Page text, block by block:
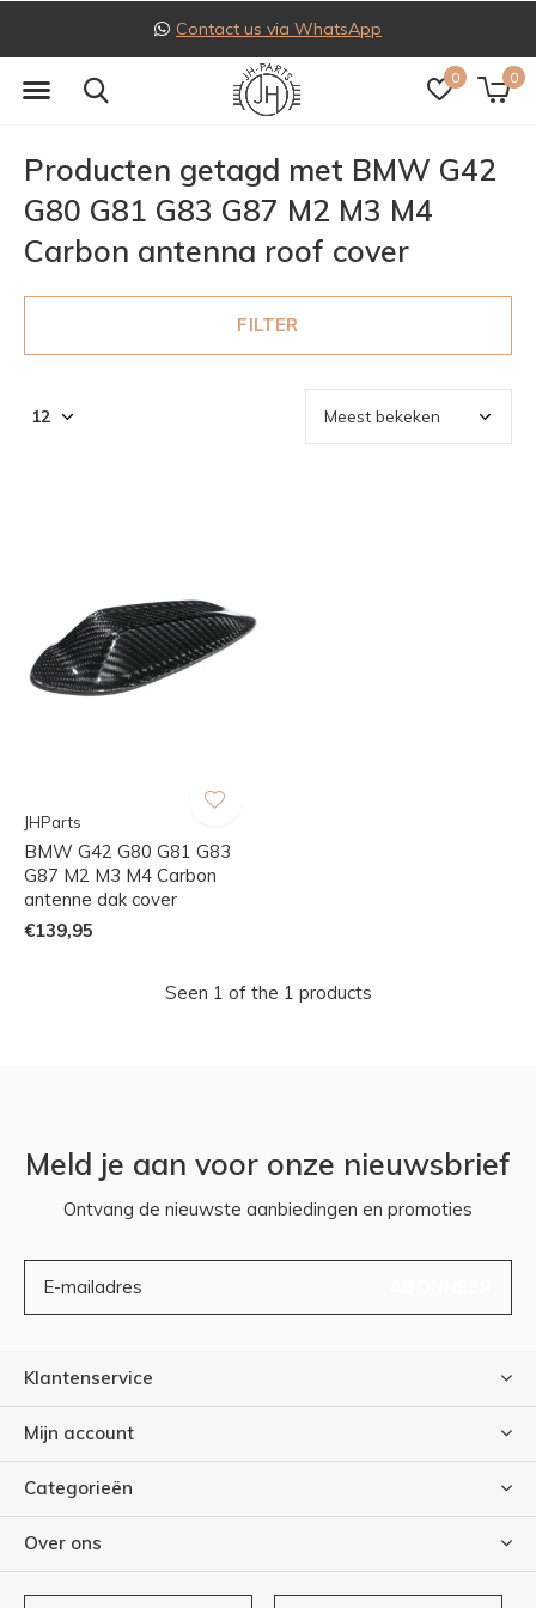
0 0
Contact us via WhatsApp
Producten getagd met BMW G42
G80 G81 G83 G87 M2 M3 M4
Carbon antenna roof cover
FILTER
JHParts
BMW G42 G80 G81 G83
G87 M2 M3 M4 Carbon
antenne dak cover
€139,95
Seen 1 of the 1 products
Meld je aan voor onze nieuwsbrief
Ontvang de nieuwste aanbiedingen en promoties
Klantenservice
Mijn account
Categorieën
Over ons